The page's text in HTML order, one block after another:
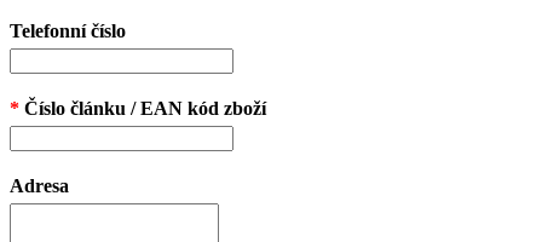
Telefonní číslo
* Číslo článku / EAN kód zboží
Adresa